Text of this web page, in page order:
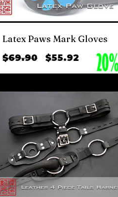
Latex Paws Mark Gloves
$69.90
ราคา
$55.92 ราคา